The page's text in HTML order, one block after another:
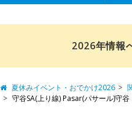
2026年情報
夏休みイベント・おでかけ2026
守谷SA(上り線) Pasar(パサール)守谷